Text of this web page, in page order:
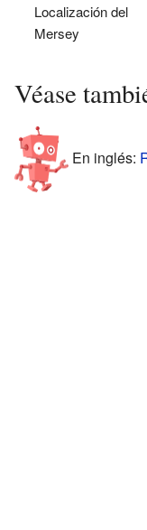
Localización del
Mersey
Véase
En inglés: